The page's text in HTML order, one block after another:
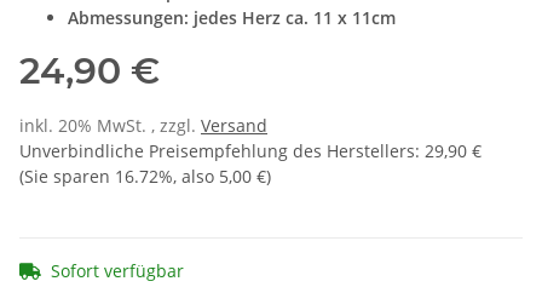
Abmessungen: jedes Herz ca. 11 x 11cm
24,90 €
inkl. 20% MwSt. , zzgl. Versand
Unverbindliche Preisempfehlung des Herstellers: 29,90 €
(Sie sparen 16.72%, also 5,00 €)
Sofort verfügbar